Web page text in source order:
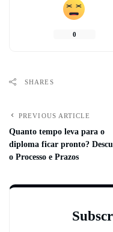
0
SHARES
PREVIOUS ARTICLE
Quanto tempo leva para o
diploma ficar pronto?
o Processo e Prazos